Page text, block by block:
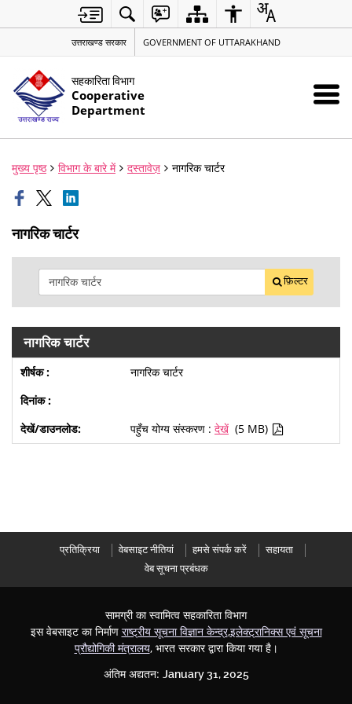
उत्तराखण्ड सरकार GOVERNMENT OF UTTARAKHAND
सहकारिता विभाग
Cooperative
Department
मुख्य पृष्ठ विभाग के बारे में दस्तावेज़ नागरिक चार्टर
नागरिक चार्टर
फ़िल्टर
नागरिक चार्टर
नागरिक चार्टर
पहुँच योग्य संस्करण : देखें (5 MB)
प्रतिक्रिया वेबसाइट नीतियां हमसे संपर्क करें
सहायता
वेब सूचना प्रबंधक
सामग्री का स्वामित्व सहकारिता विभाग
इस वेबसाइट का निर्माण राष्ट्रीय सूचना विज्ञान केन्द्र,इलेक्ट्रानिक्स एवं सूचना
प्रौद्योगिकी मंत्रालय, भारत सरकार द्वारा किया गया है।
अंतिम अद्यतन: January 31, 2025